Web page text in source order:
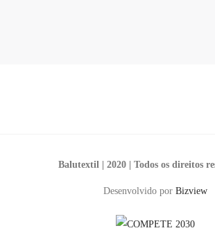
Balutextil | 2020 | Todos os direitos
Desenvolvido por Bizview